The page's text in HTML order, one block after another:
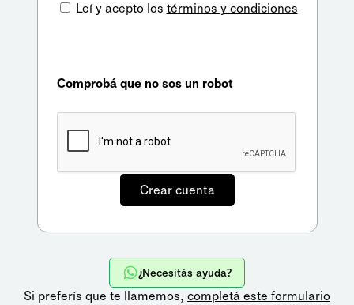
Leí y acepto los términos y condiciones
Comprobá que no sos un robot
¿Necesitás ayuda?
Si preferís que te llamemos, completá este formulario